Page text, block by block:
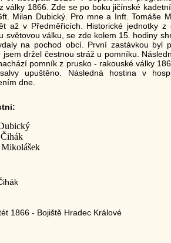
války 1866. Zde se po boku jičínské
Milan Dubický. Pro mne a Inft. Tomáše
až v Předměřicích. Historické jednotky z
světovou válku, se zde kolem 15. hodiny
na pochod obcí. První zastávkou byl
jsem držel čestnou stráž u pomníku.
pomník z prusko - rakouské války
upuštěno. Následná hostina v
dne.
1866 - Bojiště Hradec Králové